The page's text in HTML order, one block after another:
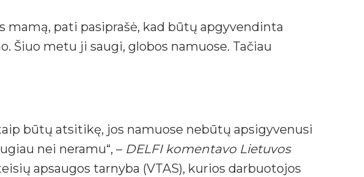
mamą, pati pasiprašė, kad būtų apgyvendinta
Šiuo metu ji saugi, globos namuose. Tačiau
būtų atsitikę, jos namuose nebūtų apsigyvenusi
nei neramu“, – DELFI komentavo Lietuvos
apsaugos tarnyba (VTAS), kurios darbuotojos